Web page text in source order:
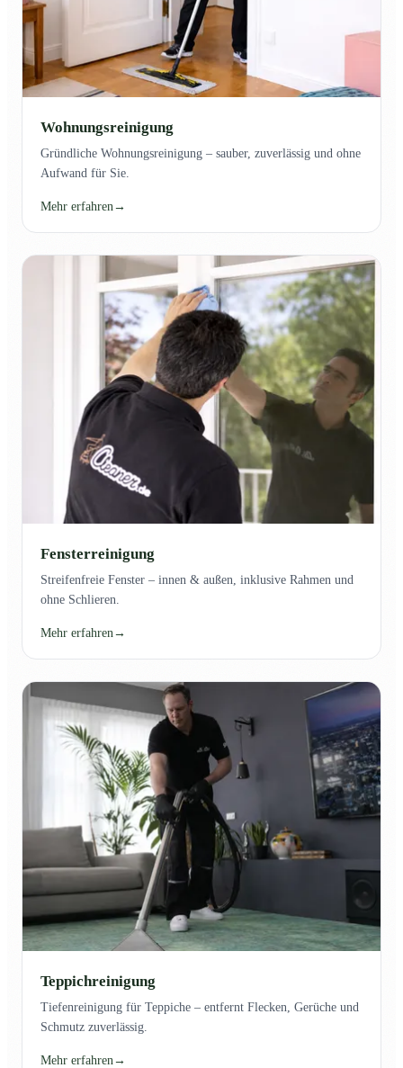
Wohnungsreinigung
Gründliche Wohnungsreinigung – sauber, zuverlässig und ohne
Aufwand für Sie.
Mehr erfahren →
Fensterreinigung
Streifenfreie Fenster – innen & außen, inklusive Rahmen und
ohne Schlieren.
Mehr erfahren→
Teppichreinigung
Tiefenreinigung für Teppiche – entfernt Flecken, Gerüche und
Schmutz zuverlässig.
Mehr erfahren →